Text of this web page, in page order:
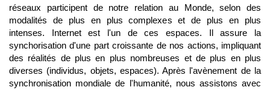
réseaux participent de notre relation au Monde, selon des
modalités de plus en plus complexes et de plus en plus
intenses. Internet est l'un de ces espaces. Il assure la
synchorisation d'une part croissante de nos actions, impliquant
des réalités de plus en plus nombreuses et de plus en plus
diverses (individus, objets, espaces). Après l'avènement de la
synchronisation mondiale de l'humanité, nous assistons avec